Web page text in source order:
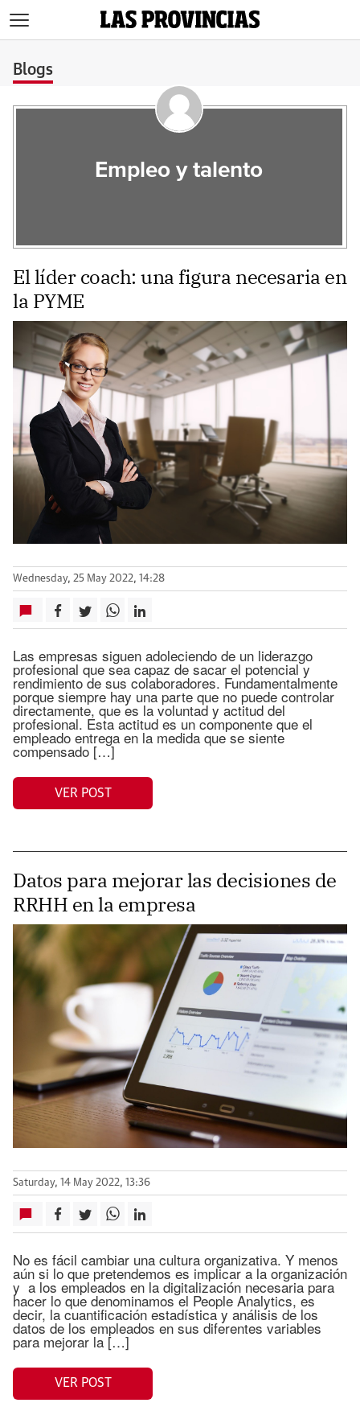
Blogs
Empleo y talento
El líder coach: una figura necesaria en
la PYME
Wednesday, 25 May 2022, 14:28
Las empresas siguen adoleciendo de un liderazgo
profesional que sea capaz de sacar el potencial y
rendimiento de sus colaboradores. Fundamentalmente
porque siempre hay una parte que no puede controlar
directamente, que es la voluntad y actitud del
profesional. Esta actitud es un componente que el
empleado entrega en la medida que se siente
compensado […]
VER POST
Datos para mejorar las decisiones de
RRHH en la empresa
Saturday, 14 May 2022, 13:36
No es fácil cambiar una cultura organizativa. Y menos
aún si lo que pretendemos es implicar a la organización
y a los empleados en la digitalización necesaria para
hacer lo que denominamos el People Analytics, es
decir, la cuantificación estadística y análisis de los
datos de los empleados en sus diferentes variables
para mejorar la […]
VER POST